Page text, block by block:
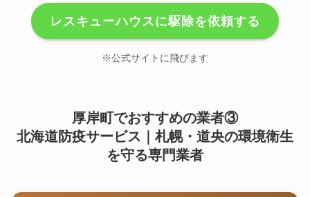
レスキューハウスに駆除を依頼する
※公式サイトに飛びます
厚岸町でおすすめの業者③
北海道防疫サービス｜札幌・道央の環境衛生
を守る専門業者